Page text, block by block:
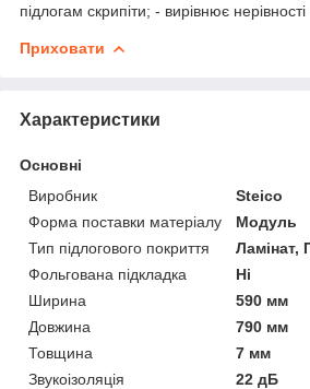
підлогам скрипіти; - вирівнює
Приховати
Характеристики
Основні
Виробник
Steico
Форма поставки матеріалу
Модуль
Тип підлогового покриття
Ламінат,
Фольгована підкладка
Ні
Ширина
590 мм
Довжина
790 мм
Товщина
7 мм
Звукоізоляція
22 дБ